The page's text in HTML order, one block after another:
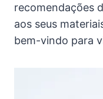
recomendações
aos seus
bem-vindo para